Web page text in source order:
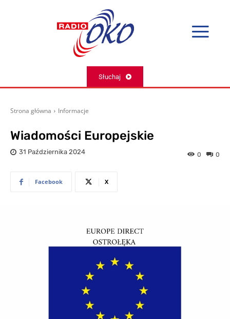
Słuchaj
Strona główna Informacje
Wiadomości Europejskie
31 Października 2024 0
0
Facebook X